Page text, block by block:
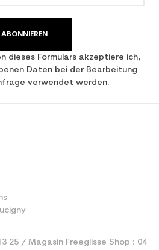
ABONNIEREN
dieses Formulars akzeptiere ich,
Daten bei der Bearbeitung
verwendet werden.
25 / Magasin Freeglisse Shop : 04